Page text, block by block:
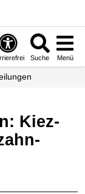
Suche Menü